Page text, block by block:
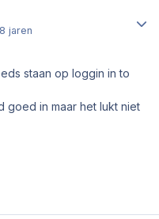
jaren
staan op loggin in to
goed in maar het lukt niet